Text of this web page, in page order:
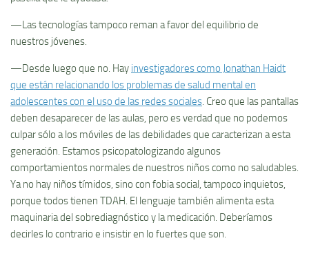
—Las tecnologías tampoco reman a favor del equilibrio de
nuestros jóvenes.
—Desde luego que no. Hay investigadores como Jonathan Haidt
que están relacionando los problemas de salud mental en
adolescentes con el uso de las redes sociales. Creo que las pantallas
deben desaparecer de las aulas, pero es verdad que no podemos
culpar sólo a los móviles de las debilidades que caracterizan a esta
generación. Estamos psicopatologizando algunos
comportamientos normales de nuestros niños como no saludables.
Ya no hay niños tímidos, sino con fobia social, tampoco inquietos,
porque todos tienen TDAH. El lenguaje también alimenta esta
maquinaria del sobrediagnóstico y la medicación. Deberíamos
decirles lo contrario e insistir en lo fuertes que son.